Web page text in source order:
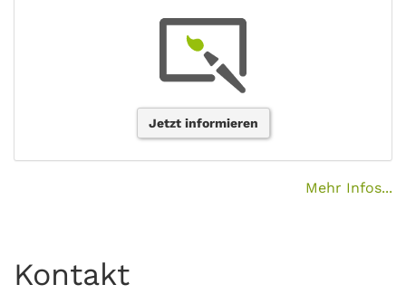
Jetzt informieren
Mehr Infos...
Kontakt